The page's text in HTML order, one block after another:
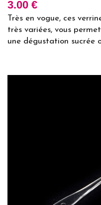
3.00 €
Très en vogue, ces
très variées, vous
une dégustation sucrée